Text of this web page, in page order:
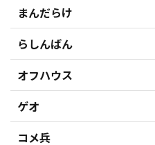
まんだらけ
らしんばん
オフハウス
ゲオ
コメ兵